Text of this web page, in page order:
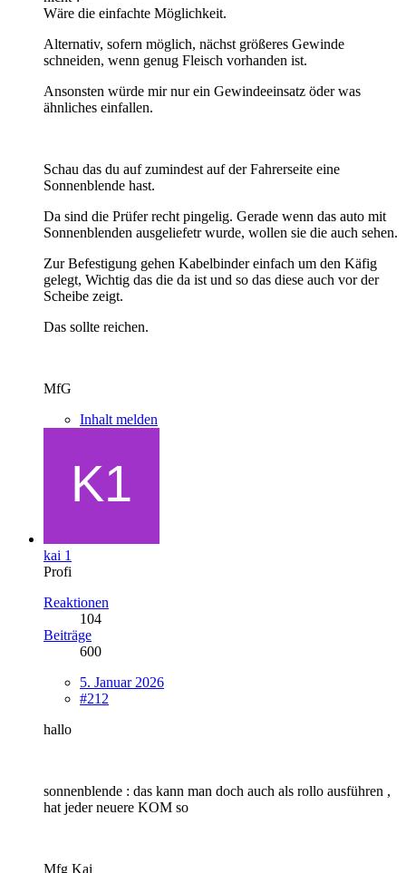
Wäre die einfachte Möglichkeit.
Alternativ, sofern möglich, nächst größeres Gewinde
schneiden, wenn genug Fleisch vorhanden ist.
Ansonsten würde mir nur ein Gewindeeinsatz öder was
ähnliches einfallen.
Schau das du auf zumindest auf der Fahrerseite eine
Sonnenblende hast.
Da sind die Prüfer recht pingelig. Gerade wenn das auto mit
Sonnenblenden ausgeliefetr wurde, wollen sie die auch sehen.
Zur Befestigung gehen Kabelbinder einfach um den Käfig
gelegt, Wichtig das die da ist und so das diese auch vor der
Scheibe zeigt.
Das sollte reichen.
MfG
Inhalt melden
kai 1
Profi
Reaktionen
104
Beiträge
600
5. Januar 2026
#212
hallo
sonnenblende : das kann man doch auch als rollo ausführen ,
hat jeder neuere KOM so
Mfg Kai